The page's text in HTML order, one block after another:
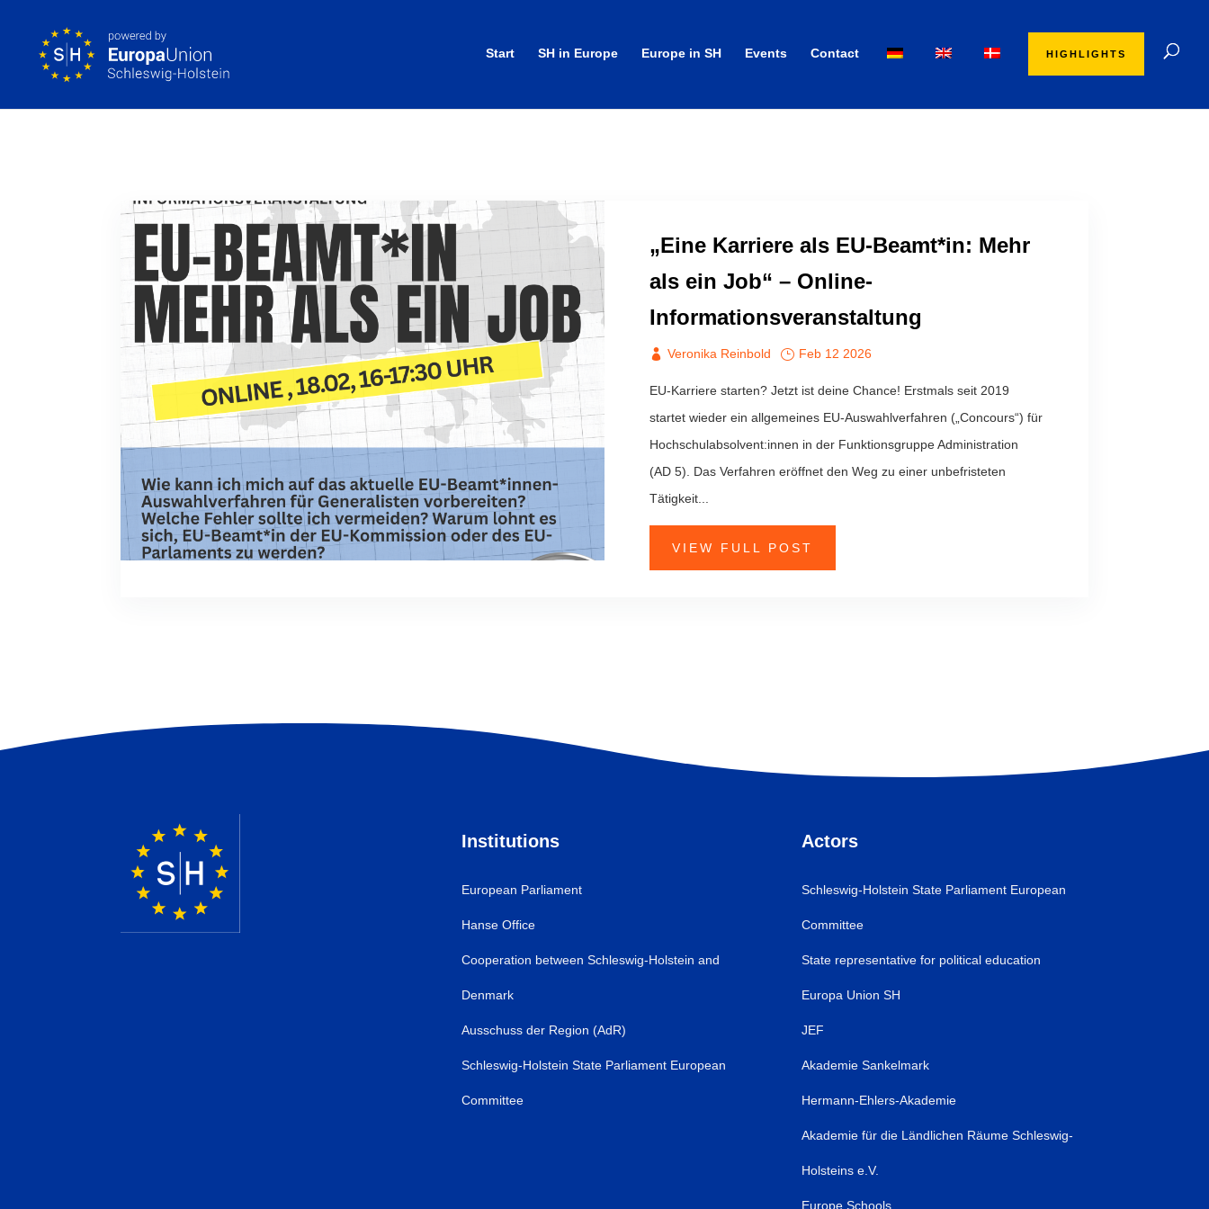
Start SH in Europe Europe in SH Events Contact HIGHLIGHTS
„Eine Karriere als EU-Beamt*in: Mehr
als ein Job“ – Online-
Informationsveranstaltung
Veronika Reinbold Feb 12 2026
EU-Karriere starten? Jetzt ist deine Chance! Erstmals seit 2019
startet wieder ein allgemeines EU-Auswahlverfahren („Concours“) für
Hochschulabsolvent:innen in der Funktionsgruppe Administration
(AD 5). Das Verfahren eröffnet den Weg zu einer unbefristeten
Tätigkeit...
VIEW FULL POST
Institutions
European Parliament
Hanse Office
Cooperation between Schleswig-Holstein and
Denmark
Ausschuss der Region (AdR)
Schleswig-Holstein State Parliament European
Committee
Actors
Schleswig-Holstein State Parliament European
Committee
State representative for political education
Europa Union SH
JEF
Akademie Sankelmark
Hermann-Ehlers-Akademie
Akademie für die Ländlichen Räume Schleswig-
Holsteins e.V.
Europe Schools